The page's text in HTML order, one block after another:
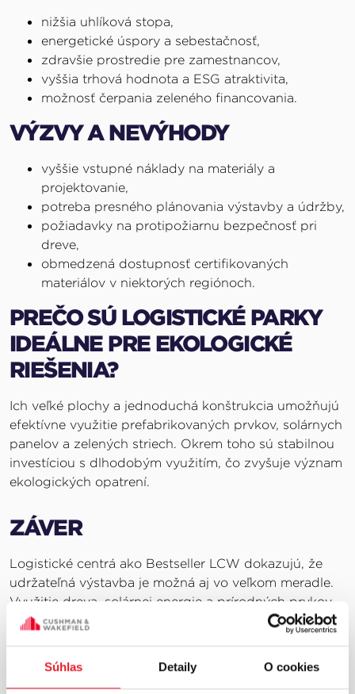
Súhlas Detaily O cookies
nižšia uhlíková stopa,
energetické úspory a sebestačnosť,
zdravšie prostredie pre zamestnancov,
vyššia trhová hodnota a ESG atraktivita,
možnosť čerpania zeleného financovania.
VÝZVY A NEVÝHODY
vyššie vstupné náklady na materiály a
projektovanie,
potreba presného plánovania výstavby a údržby,
požiadavky na protipožiarnu bezpečnosť pri
dreve,
obmedzená dostupnosť certifikovaných
materiálov v niektorých regiónoch.
PREČO SÚ LOGISTICKÉ PARKY
IDEÁLNE PRE EKOLOGICKÉ
RIEŠENIA?
Ich veľké plochy a jednoduchá konštrukcia umožňujú
efektívne využitie prefabrikovaných prvkov, solárnych
panelov a zelených striech. Okrem toho sú stabilnou
investíciou s dlhodobým využitím, čo zvyšuje význam
ekologických opatrení.
ZÁVER
Logistické centrá ako Bestseller LCW dokazujú, že
udržateľná výstavba je možná aj vo veľkom meradle.
Využitie dreva, solárnej energie a prírodných prvkov
prináša environmentálne aj ekonomické výhody.
je tak nielen správnym krokom,
ale aj investíciou do budúcnosti.